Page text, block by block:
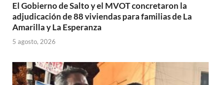
El Gobierno de Salto y el MVOT concretaron la
adjudicación de 88 viviendas para familias de La
Amarilla y La Esperanza
5 agosto, 2026